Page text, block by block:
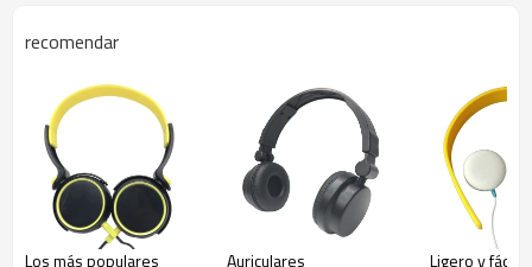
Especificaciones de los auriculares:
1. Rango de frecuencia: 20Hz - 20KHz
2. Impedancia: 32 Ohm
3. Sensibilidad: 103dB +/- 5dB a 1KHz
4. Ponente: 40MM
5. Tipo de enchufe: 3.5 mm estéreo
6. Longitud del cable: alrededor de 1,5 m
recomendar
Los más populares Auriculares Ligero y fácil